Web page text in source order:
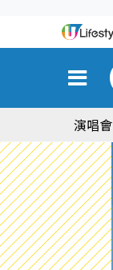
演唱會